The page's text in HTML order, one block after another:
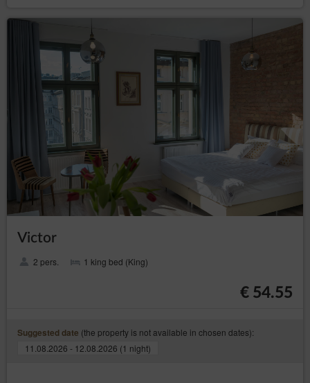
Victor
2 pers. 1 king bed (King)
€ 54.55
Suggested date (the property is not available in chosen dates):
11.08.2026 - 12.08.2026 (1 night)